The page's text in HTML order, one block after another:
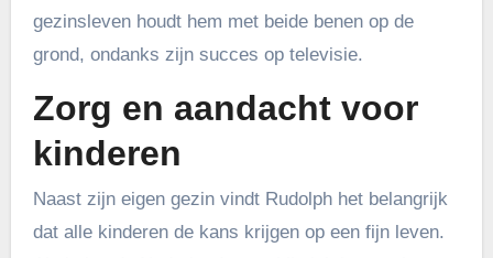
gezinsleven houdt hem met beide benen op de
grond, ondanks zijn succes op televisie.
Zorg en aandacht voor
kinderen
Naast zijn eigen gezin vindt Rudolph het belangrijk
dat alle kinderen de kans krijgen op een fijn leven.